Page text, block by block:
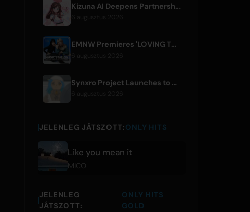
Kizuna AI Deepens Partnership with Asobisystem Ahead of 10th Anniversary World Tour
EMNW Premieres 'LOVING TO GET US BY' Music Video on August 7
6 augusztus 2026
Synxro Project Launches to Create New IP from Fictional Anime Openings
JELENLEG JÁTSZOTT:ONLY HITS
Like you mean it
MICO
JELENLEG
JÁTSZOTT:
ONLY HITS
GOLD